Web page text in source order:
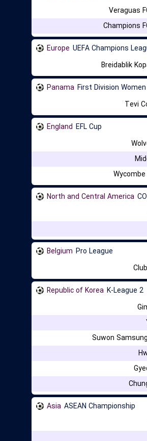
Veraguas
Champions
Europe UEFA Champions
Breidablik
Panama First Division Women
Tevi
England EFL Cup
North and Central America
Belgium Pro League
Republic of Korea K-League 2
Suwon
Asia ASEAN Championship